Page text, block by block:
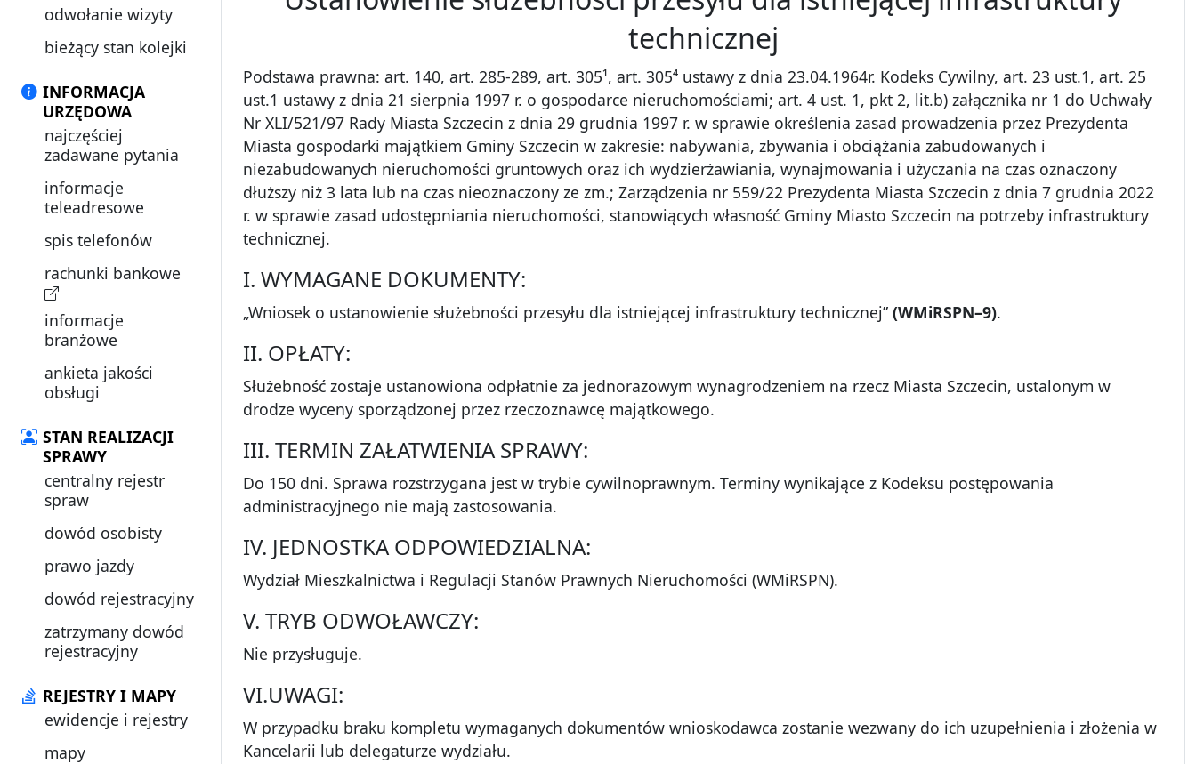
odwołanie wizyty
bieżący stan kolejki
INFORMACJA
URZĘDOWA
najczęściej
zadawane pytania
informacje
teleadresowe
spis telefonów
rachunki bankowe
informacje
branżowe
ankieta jakości
obsługi
STAN REALIZACJI
SPRAWY
centralny rejestr
spraw
dowód osobisty
prawo jazdy
dowód rejestracyjny
zatrzymany dowód
rejestracyjny
REJESTRY I MAPY
ewidencje i rejestry
mapy
technicznej
Podstawa prawna: art. 140, art. 285-289, art. 305¹, art. 305⁴ ustawy z dnia 23.04.1964r. Kodeks Cywilny, art. 23 ust.1, art. 25
ust.1 ustawy z dnia 21 sierpnia 1997 r. o gospodarce nieruchomościami; art. 4 ust. 1, pkt 2, lit.b) załącznika nr 1 do Uchwały
Nr XLI/521/97 Rady Miasta Szczecin z dnia 29 grudnia 1997 r. w sprawie określenia zasad prowadzenia przez Prezydenta
Miasta gospodarki majątkiem Gminy Szczecin w zakresie: nabywania, zbywania i obciążania zabudowanych i
niezabudowanych nieruchomości gruntowych oraz ich wydzierżawiania, wynajmowania i użyczania na czas oznaczony
dłuższy niż 3 lata lub na czas nieoznaczony ze zm.; Zarządzenia nr 559/22 Prezydenta Miasta Szczecin z dnia 7 grudnia 2022
r. w sprawie zasad udostępniania nieruchomości, stanowiących własność Gminy Miasto Szczecin na potrzeby infrastruktury
technicznej.
I. WYMAGANE DOKUMENTY:
„Wniosek o ustanowienie służebności przesyłu dla istniejącej infrastruktury technicznej” (WMiRSPN–9).
II. OPŁATY:
Służebność zostaje ustanowiona odpłatnie za jednorazowym wynagrodzeniem na rzecz Miasta Szczecin, ustalonym w
drodze wyceny sporządzonej przez rzeczoznawcę majątkowego.
III. TERMIN ZAŁATWIENIA SPRAWY:
Do 150 dni. Sprawa rozstrzygana jest w trybie cywilnoprawnym. Terminy wynikające z Kodeksu postępowania
administracyjnego nie mają zastosowania.
IV. JEDNOSTKA ODPOWIEDZIALNA:
Wydział Mieszkalnictwa i Regulacji Stanów Prawnych Nieruchomości (WMiRSPN).
V. TRYB ODWOŁAWCZY:
Nie przysługuje.
VI.UWAGI:
W przypadku braku kompletu wymaganych dokumentów wnioskodawca zostanie wezwany do ich uzupełnienia i złożenia w
Kancelarii lub delegaturze wydziału.